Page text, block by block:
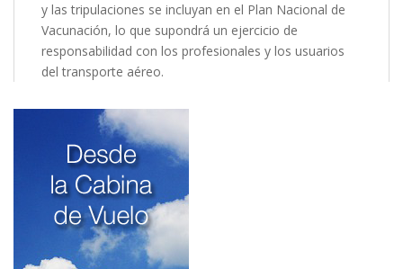
y las tripulaciones se incluyan en el Plan Nacional de
Vacunación, lo que supondrá un ejercicio de
responsabilidad con los profesionales y los usuarios
del transporte aéreo.